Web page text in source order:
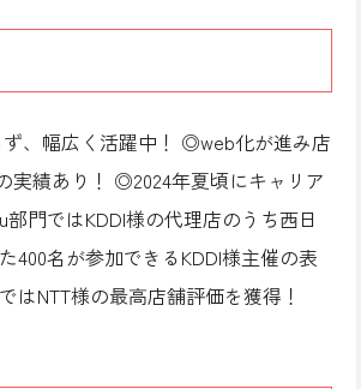
、幅広く活躍中！ ◎web化が進み店
実績あり！ ◎2024年夏頃にキャリア
門ではKDDI様の代理店のうち西日
400名が参加できるKDDI様主催の表
NTT様の最高店舗評価を獲得！